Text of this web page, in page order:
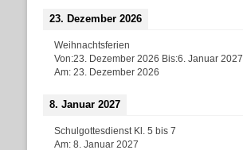
23. Dezember 2026
Weihnachtsferien
Von:23. Dezember 2026 Bis:6. Januar 2027
Am: 23. Dezember 2026
8. Januar 2027
Schulgottesdienst Kl. 5 bis 7
Am: 8. Januar 2027